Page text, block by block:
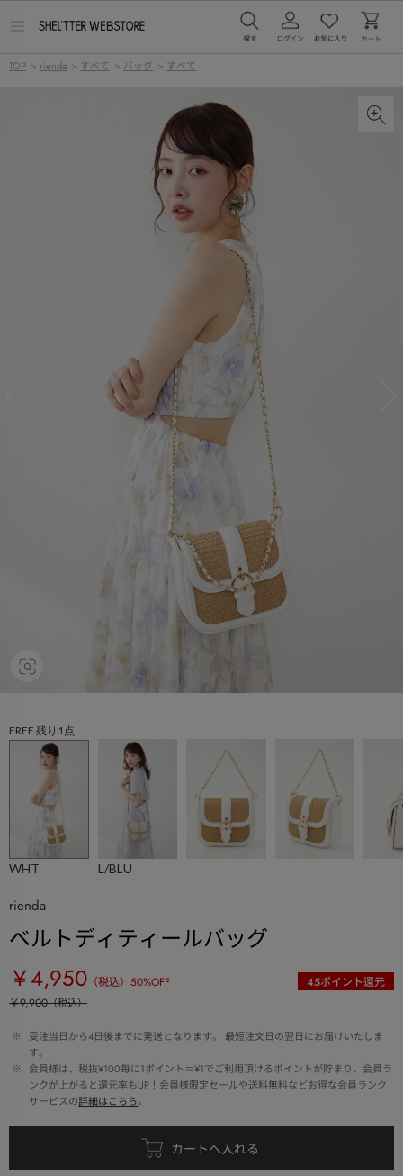
ー
TOP > rienda > すべて > バッグ > すべて
FREE 残り1点
WHT L/BLU
rienda
ベルトディティールバッグ
￥4,950 （税込） 50%OFF 45ポイント還元
￥9,900（税込）
※
受注当日から4日後までに発送となります。 最短注文日の翌日にお届けいたしま
す。
※
会員様は、税抜¥100毎に1ポイント＝¥1でご利用頂けるポイントが貯まり、会員ラ
ンクが上がると還元率もUP！会員様限定セールや送料無料などお得な会員ランク
サービスの詳細はこちら。